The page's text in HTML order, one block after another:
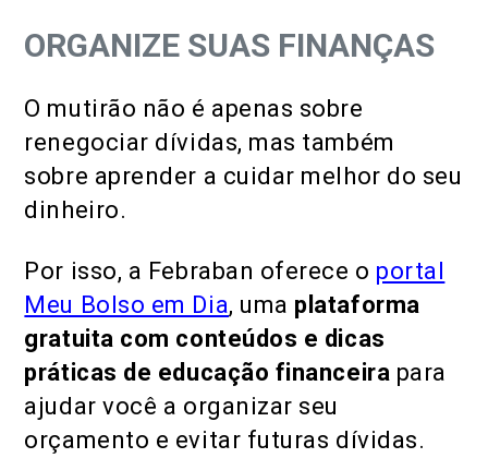
ORGANIZE SUAS FINANÇAS
O mutirão não é apenas sobre
renegociar dívidas, mas também
sobre aprender a cuidar melhor do seu
dinheiro.
Por isso, a Febraban oferece o portal
Meu Bolso em Dia, uma plataforma
gratuita com conteúdos e dicas
práticas de educação financeira para
ajudar você a organizar seu
orçamento e evitar futuras dívidas.